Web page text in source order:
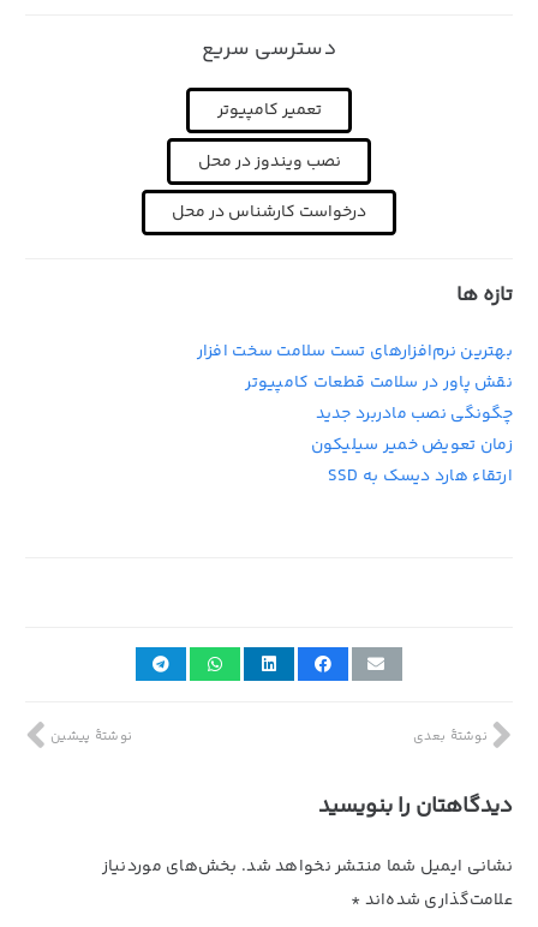
دسترسی سریع
تعمیر کامپیوتر
نصب ویندوز در محل
درخواست کارشناس در محل
تازه ها
بهترین نرم‌افزارهای تست سلامت سخت افزار
نقش پاور در سلامت قطعات کامپیوتر
چگونگی نصب مادربرد جدید
زمان تعویض خمیر سیلیکون
ارتقاء هارد دیسک به SSD
نوشتهٔ پیشین نوشتهٔ بعدی
دیدگاهتان را بنویسید
نشانی ایمیل شما منتشر نخواهد شد. بخش‌های موردنیاز
علامت‌گذاری شده‌اند *